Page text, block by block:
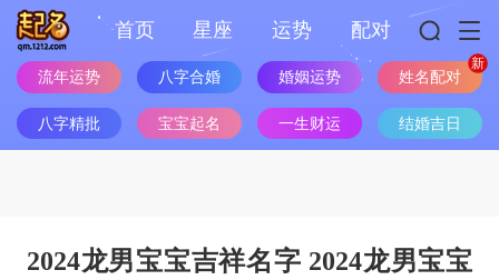
首页 星座 运势 配对
流年运势 八字合婚 婚姻运势 姓名配对
八字精批 宝宝起名 一生财运 结婚吉日
2024龙男宝宝吉祥名字 2024龙男宝宝